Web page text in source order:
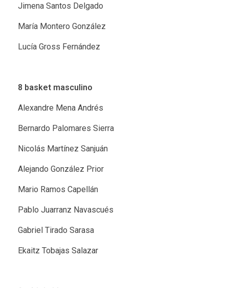
Jimena Santos Delgado
María Montero González
Lucía Gross Fernández
8 basket masculino
Alexandre Mena Andrés
Bernardo Palomares Sierra
Nicolás Martínez Sanjuán
Alejando González Prior
Mario Ramos Capellán
Pablo Juarranz Navascués
Gabriel Tirado Sarasa
Ekaitz Tobajas Salazar